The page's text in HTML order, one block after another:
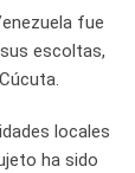
fue
escoltas,
locales
ha sido